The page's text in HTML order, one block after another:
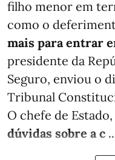
filho menor em
como o
mais para entrar
presidente da
Seguro, enviou o
Tribunal
O chefe de
dúvidas sobre a c